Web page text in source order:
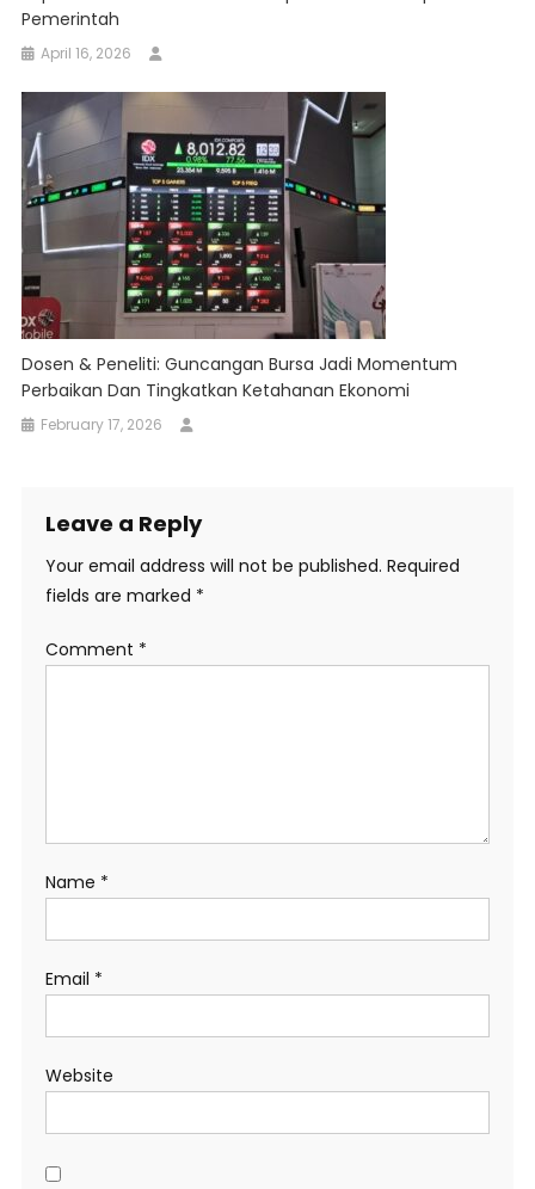
Pemerintah
April 16, 2026
Dosen & Peneliti: Guncangan Bursa Jadi Momentum
Perbaikan Dan Tingkatkan Ketahanan Ekonomi
February 17, 2026
Leave a Reply
Your email address will not be published. Required
fields are marked *
Comment *
Name *
Email *
Website